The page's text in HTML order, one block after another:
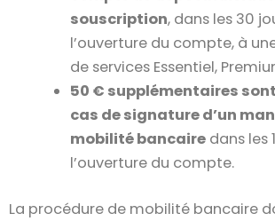
souscription, dans les 30
l’ouverture du compte, à
de services Essentiel,
50 € supplémentaires
cas de signature d’un
mobilité bancaire dans les
l’ouverture du compte.
La procédure de mobilité bancaire